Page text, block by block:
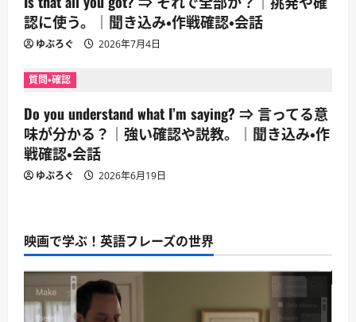
認に使う。｜聞き込み・作戦確認・会話
ゆぶろぐ 2026年7月4日
質問・確認
Do you understand what I’m saying? ⇒ 言ってる意
味が分かる？｜強い確認や説教。｜聞き込み・作
戦確認・会話
ゆぶろぐ 2026年6月19日
映画で学ぶ！英語フレーズの世界